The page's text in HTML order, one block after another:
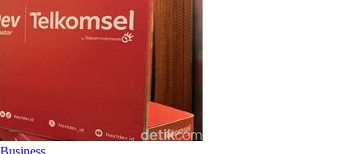
Business